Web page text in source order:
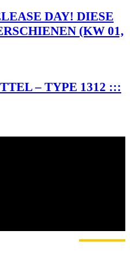
DAY! DIESE
(KW 01,
– TYPE 1312 :::